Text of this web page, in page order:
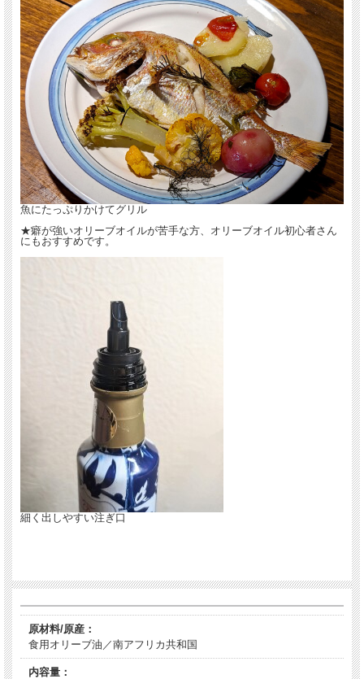
魚にたっぷりかけてグリル
★癖が強いオリーブオイルが苦手な方、オリーブオイル初心者さん
にもおすすめです。
細く出しやすい注ぎ口
原材料/原産：
食用オリーブ油／南アフリカ共和国
内容量：